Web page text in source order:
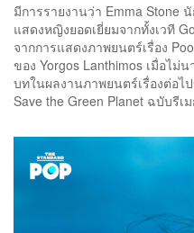
มีการรายงานว่า Emma Stone
แสดงหญิงยอดเยี่ยมจากทั้งเวที
จากการแสดงภาพยนตร์เรื่อง
ของ Yorgos Lanthimos เมื่อไม่
บทในผลงานภาพยนตร์เรื่องต่อไ
Save the Green Planet ฉบับรีเ